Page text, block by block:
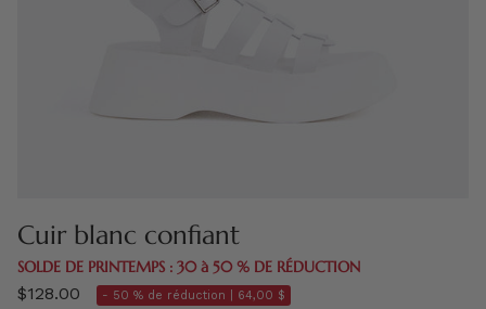
Cuir blanc confiant
SOLDE DE PRINTEMPS : 30 à 50 % DE RÉDUCTION
$128.00 - 50 % de réduction | 64,00 $